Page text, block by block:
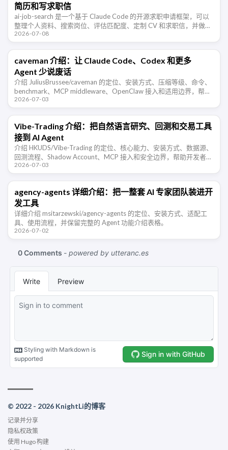
简历和写求职信
ai-job-search 是一个基于 Claude Code 的开源求职申请框架，可以
整理个人资料、搜索岗位、评估匹配度、定制 CV 和求职信，并做
ATS 可读性检查。
2026-07-08
caveman 介绍：让 Claude Code、Codex 和更多
Agent 少说废话
介绍 JuliusBrussee/caveman 的定位、安装方式、压缩等级、命令、
benchmark、MCP middleware、OpenClaw 接入和适用边界，帮助
开发者判断这类 Agent …
2026-07-03
Vibe-Trading 介绍：把自然语言研究、回测和交易工具
接到 AI Agent
介绍 HKUDS/Vibe-Trading 的定位、核心能力、安装方式、数据源、
回测流程、Shadow Account、MCP 接入和安全边界，帮助开发者判
断它适合哪些交易研究场景。
2026-07-03
agency-agents 详细介绍：把一整套 AI 专家团队装进开
发工具
详细介绍 msitarzewski/agency-agents 的定位、安装方式、适配工
具、使用流程，并保留完整的 Agent 功能介绍表格。
2026-07-02
© 2022 - 2026 KnightLi的博客
记录并分享
隐私权政策
使用 Hugo构建